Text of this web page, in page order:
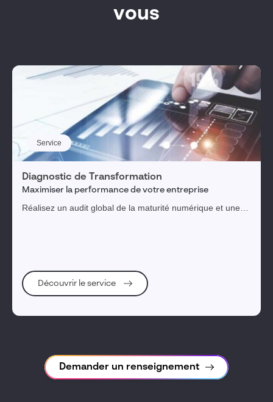
vous
Service
Diagnostic de Transformation
Maximiser la performance de votre entreprise
Réalisez un audit global de la maturité numérique et une
Découvrir le service
Demander un renseignement